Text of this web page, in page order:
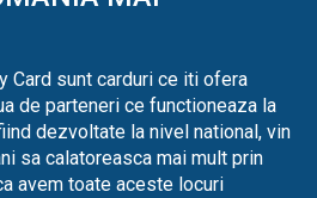
Card sunt carduri ce iti ofera
de parteneri ce functioneaza la
dezvoltate la nivel national, vin
sa calatoreasca mai mult prin
avem toate aceste locuri